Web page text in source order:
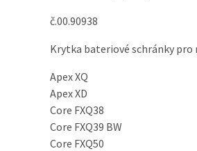
č.00.90938
Krytka bateriové schránky pro
Apex XQ
Apex XD
Core FXQ38
Core FXQ39 BW
Core FXQ50